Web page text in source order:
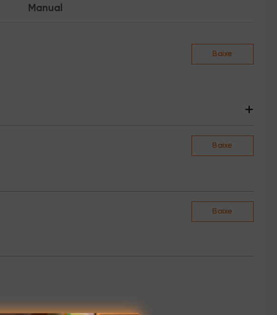
Manual
Baixe
+
Baixe
Baixe